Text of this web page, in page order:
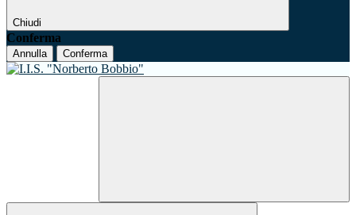
Chiudi
Conferma
Annulla Conferma